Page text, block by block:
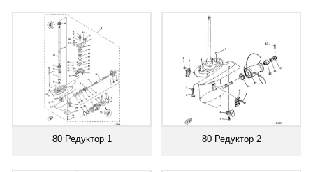
80 Редуктор 1 80 Редуктор 2